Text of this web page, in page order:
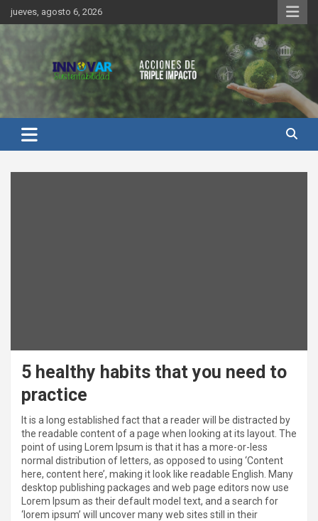
Saltar
al
contenido
jueves, agosto 6, 2026
Innovar Sustentabilidad
5 healthy habits that you need to
practice
It is a long established fact that a reader will be distracted by
the readable content of a page when looking at its layout. The
point of using Lorem Ipsum is that it has a more-or-less
normal distribution of letters, as opposed to using ‘Content
here, content here’, making it look like readable English. Many
desktop publishing packages and web page editors now use
Lorem Ipsum as their default model text, and a search for
‘lorem ipsum’ will uncover many web sites still in their